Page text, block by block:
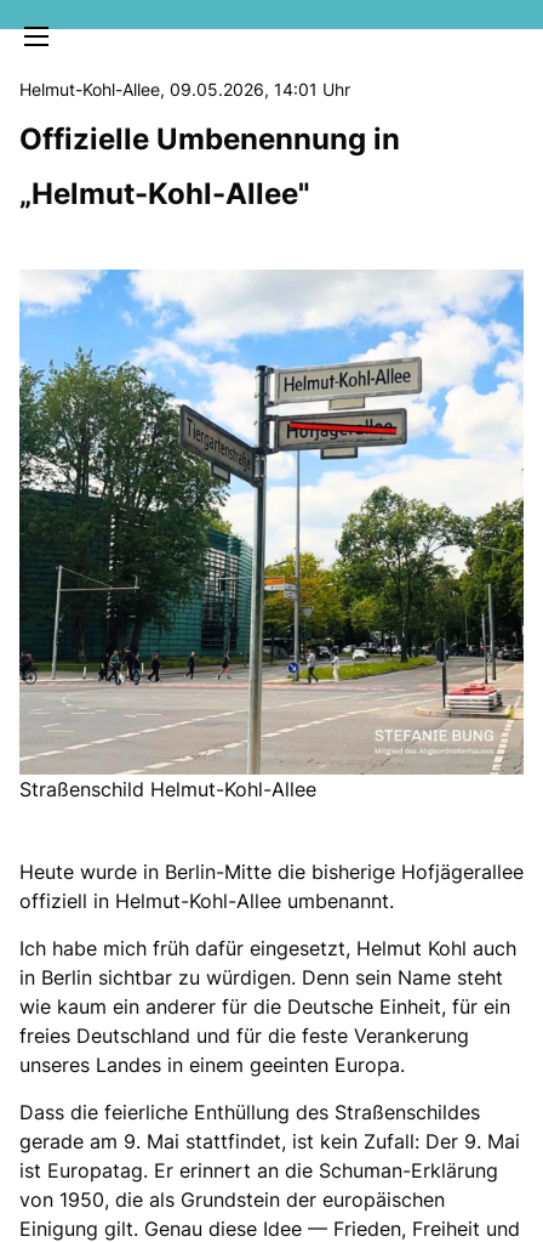
MELDUNGEN
SOZIALE MEDIEN
KLARTEXT
Helmut-Kohl-Allee, 09.05.2026, 14:01 Uhr
Offizielle Umbenennung in
Helmut-Kohl-Allee"
Heute wurde in Berlin-Mitte die bisherige Hofjägerallee
offiziell in Helmut-Kohl-Allee umbenannt.
Ich habe mich früh dafür eingesetzt, Helmut Kohl auch
in Berlin sichtbar zu würdigen. Denn sein Name steht
wie kaum ein anderer für die Deutsche Einheit, für ein
freies Deutschland und für die feste Verankerung
unseres Landes in einem geeinten Europa.
Dass die feierliche Enthüllung des Straßenschildes
gerade am 9. Mai stattfindet, ist kein Zufall: Der 9. Mai
ist Europatag. Er erinnert an die Schuman-Erklärung
von 1950, die als Grundstein der europäischen
Einigung gilt. Genau diese Idee — Frieden, Freiheit und
Straßenschild Helmut-Kohl-Allee